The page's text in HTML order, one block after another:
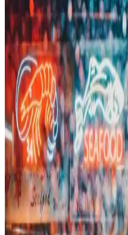
Buharlı temizlik cihazları,
özellikleriyle ev ve ofislerde
derinlemesine temizlik sağlar,
ortamlar yaratır.
Günümüzde Ekonomik
Alternatifleri ve Tüketici
Uygun fiyatlı ve kolay
gelen ürünler ve sağlıklı
pratik çözümler arasında yer
OEM Acil Durum
Karşılaştırması: Hangi
Bu karşılaştırmada OEM Acil
Düdük'ün özellikleri, kullanıcı
şekilde incelenerek en uygun
olunur.